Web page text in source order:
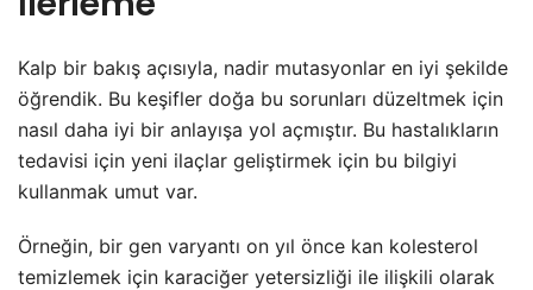
Kalp bir bakış açısıyla, nadir mutasyonlar en iyi şekilde
öğrendik. Bu keşifler doğa bu sorunları düzeltmek için
nasıl daha iyi bir anlayışa yol açmıştır. Bu hastalıkların
tedavisi için yeni ilaçlar geliştirmek için bu bilgiyi
kullanmak umut var.
Örneğin, bir gen varyantı on yıl önce kan kolesterol
temizlemek için karaciğer yetersizliği ile ilişkili olarak